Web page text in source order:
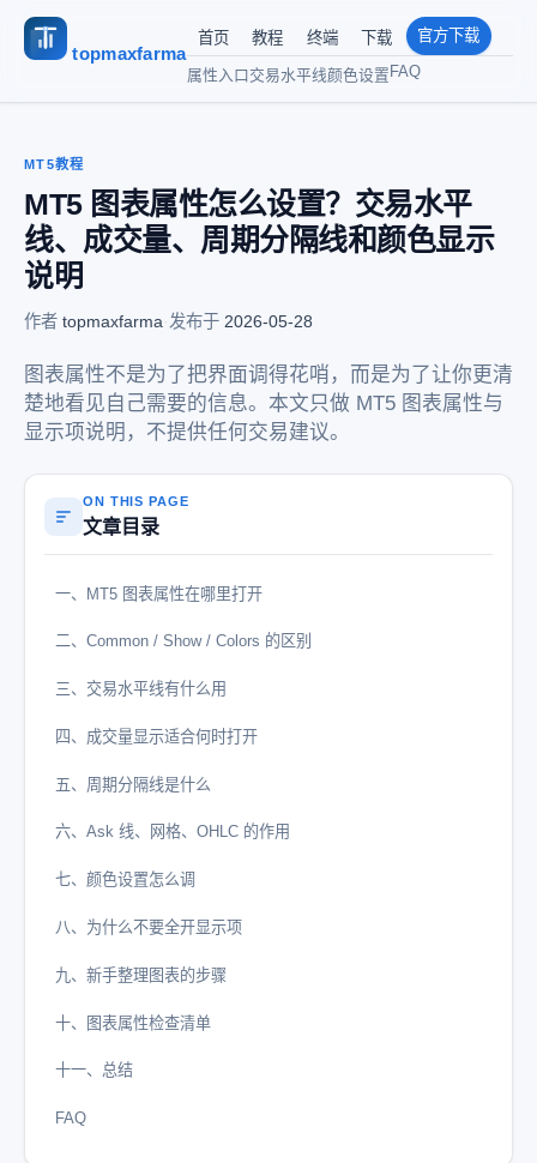
topmaxfarma
首页 教程 终端 下载 官方下载
属性入口交易水平线颜色设置 FAQ
MT5教程
MT5 图表属性怎么设置？交易水平
线、成交量、周期分隔线和颜色显示
说明
作者 topmaxfarma·发布于 2026-05-28
图表属性不是为了把界面调得花哨，而是为了让你更清
楚地看见自己需要的信息。本文只做 MT5 图表属性与
显示项说明，不提供任何交易建议。
ON THIS PAGE
文章目录
一、MT5 图表属性在哪里打开
二、Common / Show / Colors 的区别
三、交易水平线有什么用
四、成交量显示适合何时打开
五、周期分隔线是什么
六、Ask 线、网格、OHLC 的作用
七、颜色设置怎么调
八、为什么不要全开显示项
九、新手整理图表的步骤
十、图表属性检查清单
十一、总结
FAQ